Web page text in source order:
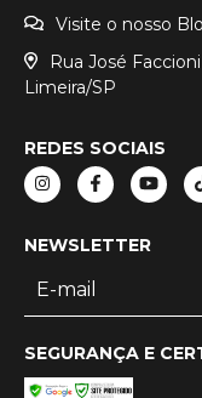
Visite o nosso
Rua José
Limeira/SP
REDES SOCIAIS
NEWSLETTER
SEGURANÇA E